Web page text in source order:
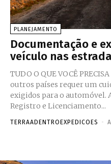
PLANEJAMENTO
Documentação e
veículo nas
TUDO O QUE VOCÊ PRECISA SABER Viajar
outros países requer um
exigidos para o automóvel.
Registro e Licenciamento...
TERRAADENTROEXPEDICOES -